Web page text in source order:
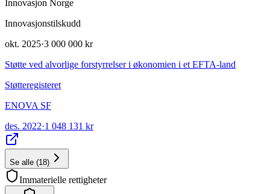
Innovasjon Norge
Innovasjonstilskudd
okt. 2025·3 000 000 kr
Støtte ved alvorlige forstyrrelser i økonomien i et EFTA-land
Støtteregisteret
ENOVA SF
des. 2022·1 048 131 kr
Se alle (18)
Immaterielle rettigheter